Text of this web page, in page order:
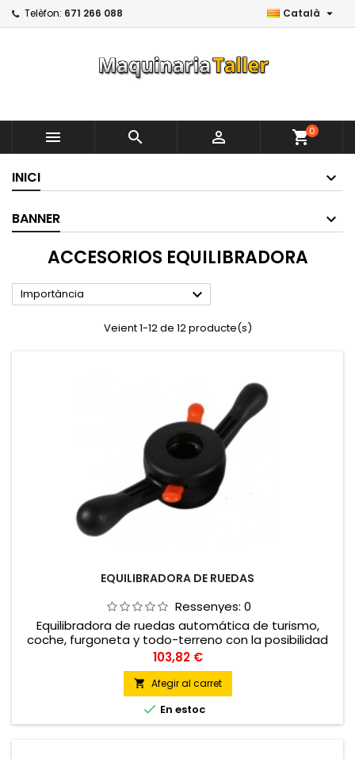
Telèfon: 671 266 088 Català 
   shopping_cart0
INICI
BANNER
ACCESORIOS EQUILIBRADORA
Importància 
Veient 1-12 de 12 producte(s)
EQUILIBRADORA DE RUEDAS
Ressenyes: 0
Equilibradora de ruedas automática de turismo,
coche, furgoneta y todo-terreno con la posibilidad
de equilibrar ruedas de moto
Preu
103,82 €
 Afegir al carret
 En estoc